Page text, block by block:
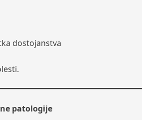
dostojanstva
patologije